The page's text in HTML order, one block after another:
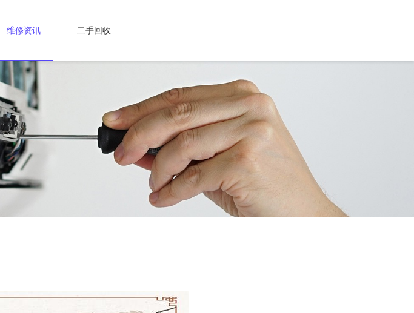
维修资讯 二手回收